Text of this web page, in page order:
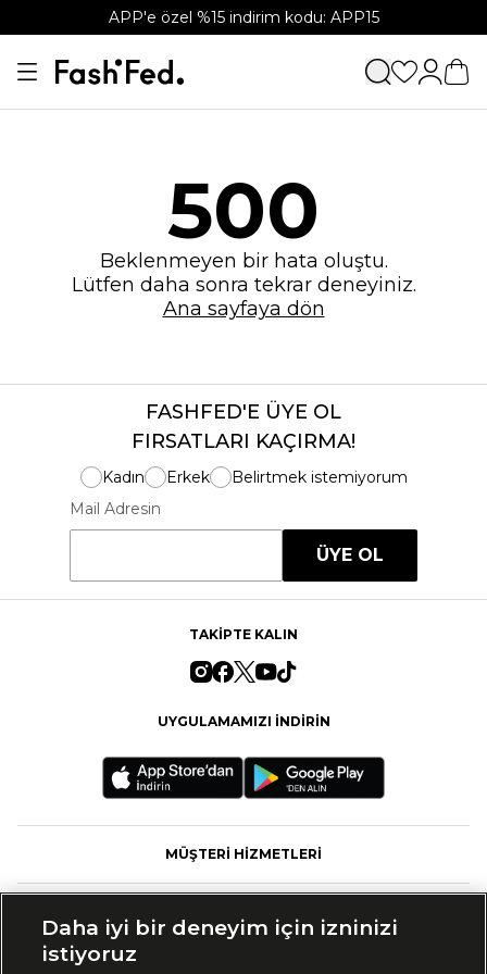
APP'e özel %15 indirim kodu: APP15
500
Beklenmeyen bir hata oluştu.
Lütfen daha sonra tekrar deneyiniz.
Ana sayfaya dön
FASHFED'E ÜYE OL
FIRSATLARI KAÇIRMA!
Kadın Erkek
Belirtmek istemiyorum
Mail Adresin
ÜYE OL
TAKİPTE KALIN
UYGULAMAMIZI İNDİRİN
MÜŞTERİ HİZMETLERİ
Daha iyi bir deneyim için izninizi
istiyoruz